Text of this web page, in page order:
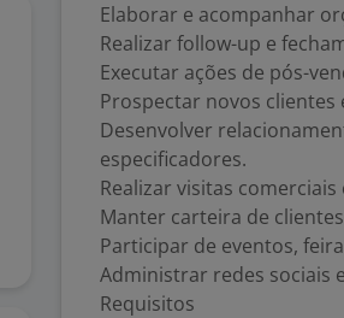
Elaborar e acompanhar
Realizar follow-up e
Executar ações de pós-
Prospectar novos
Desenvolver
especificadores.
Realizar visitas
Manter carteira de
Participar de eventos,
Administrar redes sociais
Requisitos